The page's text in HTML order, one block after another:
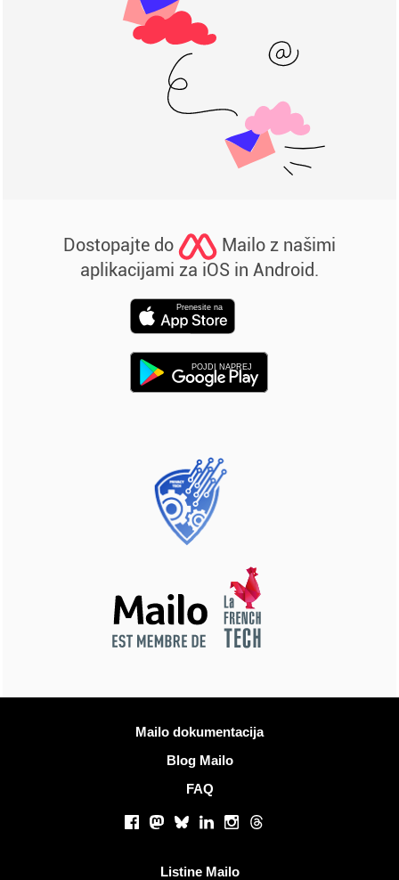
Dostopajte do
Mailo z našimi
aplikacijami za iOS in Android.
Prenesite na
POJDI NAPREJ
Mailo dokumentacija
Blog Mailo
FAQ
Socialna omrežja
Facebook
Mastodon
BlueskyLinkedInInstagram
Threads
Listine Mailo